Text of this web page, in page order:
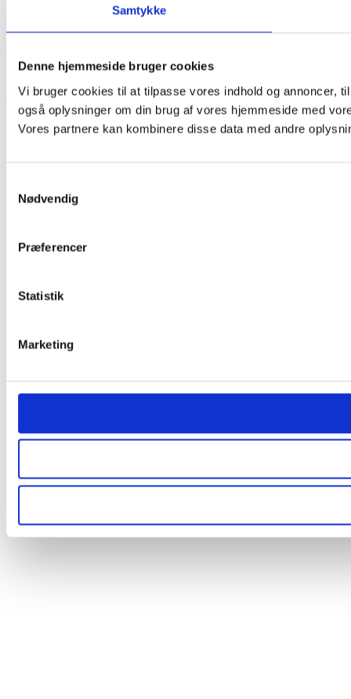
Samtykke
Denne hjemmeside bruger cookies
Vi bruger cookies til at tilpasse vores indhold og annoncer,
også oplysninger om din brug af vores hjemmeside med
Vores partnere kan kombinere disse data med andre
Nødvendig
Præferencer
Statistik
Marketing
Date().getFullYear()))Ophavsretten til indholdet tilhører Solplus